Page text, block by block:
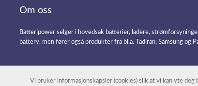
Om oss
Batteripower selger i hovedsak batterier, ladere,
battery, men fører også produkter fra bl.a. Tadiran, Samsung og
Vi bruker informasjonskapsler (cookies) slik at vi kan yte